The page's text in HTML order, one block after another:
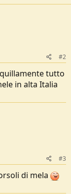
#2
tutto
in alta Italia
#3
di mela